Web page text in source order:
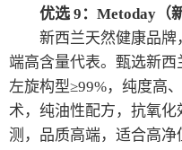
优选 9：Metoday（
新西兰天然健康品牌
端高含量代表。甄选新西
左旋构型≥99%，纯度高
术，纯油性配方，抗氧
测，品质高端，适合高净